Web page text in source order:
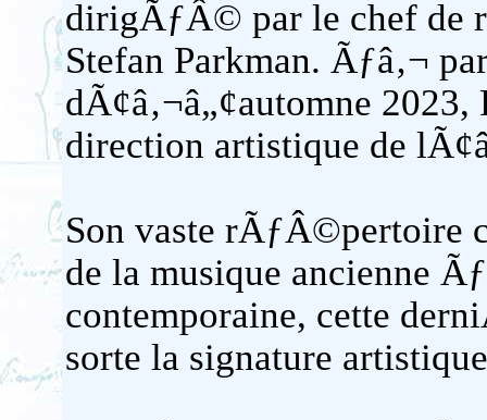
dirigÃƒÂ© par le chef de
Stefan Parkman. Ãƒâ‚¬
dÃ¢â‚¬â„¢automne
direction artistique de
Son vaste rÃƒÂ©pertoire
de la musique ancienne
contemporaine, cette
sorte la signature